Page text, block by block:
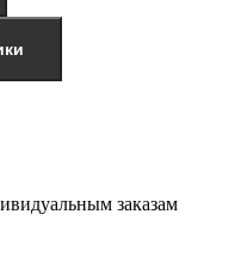
заказам